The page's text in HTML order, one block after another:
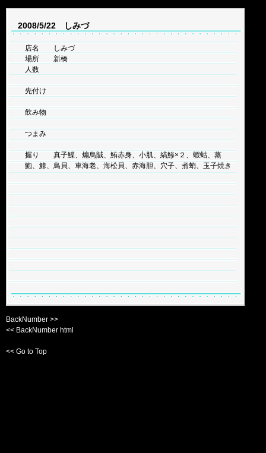
2008/5/22 しみづ
店名 しみづ
場所 新橋
人数
先付け
飲み物
つまみ
握り 真子鰈、煽烏賊、鮪赤身、小肌、縞鯵×２、蝦蛄、蒸
鮑、鯵、鳥貝、車海老、海松貝、赤海胆、穴子、煮蛸、玉子焼き
BackNumber >>
<< BackNumber html
<< Go to Top